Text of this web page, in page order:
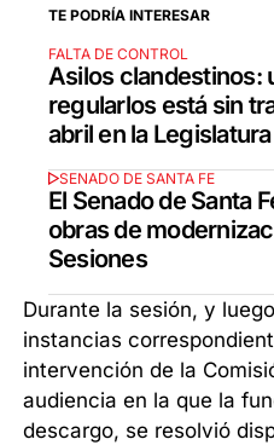
TE PODRÍA INTERESAR
FALTA DE CONTROL
Asilos clandestinos:
regularlos está sin
abril en la Legislatura
SENADO DE SANTA FE
El Senado de Santa
obras de
Sesiones
Durante la sesión, y
instancias
intervención de la
audiencia en la que la
descargo, se resolvió